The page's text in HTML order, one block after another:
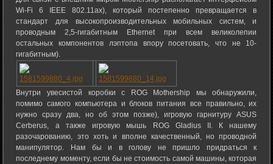
Wi-Fi 6 IEEE 802.11ax), который постепенно превращается в
стандарт для высокопроизводительных мобильных систем, и
проводным 2,5-гигабитным Ethernet при всем великолепии
остальных компонентов лэптопа впору посетовать, что не 10-
гигабитным).
Внутри увесистой коробки с ROG Mothership мы обнаружили,
помимо самого компьютера и блоков питания все правильно, их
нужно сразу два, но об этом позже), игровую гарнитуру ASUS
Cerberus, а также игровую мышь ROG Gladius II. К нашему
разочарованию, это хоть и вполне качественный, но проводной
манипулятор. Нам бы и в голову не пришло придраться к
последнему моменту, если бы не стоимость самой машины, которая